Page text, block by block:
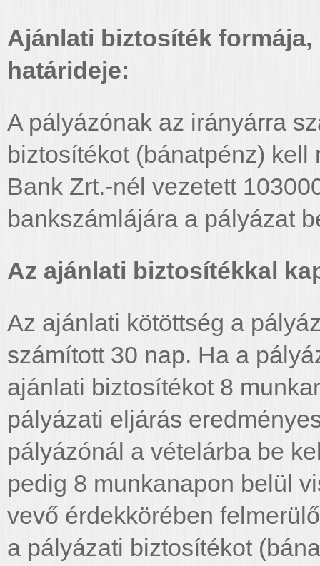
Ajánlati biztosíték
határideje:
A pályázónak az irányárra
biztosítékot (bánatpénz)
Bank Zrt.-nél vezetett
bankszámlájára a pályázat
Az ajánlati biztosítékkal
Az ajánlati kötöttség a
számított 30 nap. Ha a
ajánlati biztosítékot 8
pályázati eljárás
pályázónál a vételárba be
pedig 8 munkanapon belül
vevő érdekkörében
a pályázati biztosítékot